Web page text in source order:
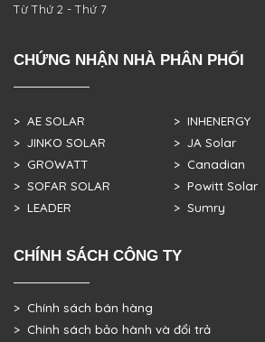
Từ Thứ 2 - Thứ 7
CHỨNG NHẬN NHÀ PHÂN PHỐI
> AE SOLAR
> JINKO SOLAR
> GROWATT
> SOFAR SOLAR
> LEADER
> INHENERGY
> JA Solar
> Canadian
> Powitt Solar
> Sumry
CHÍNH SÁCH CÔNG TY
> Chính sách bán hàng
> Chính sách bảo hành và đổi trả